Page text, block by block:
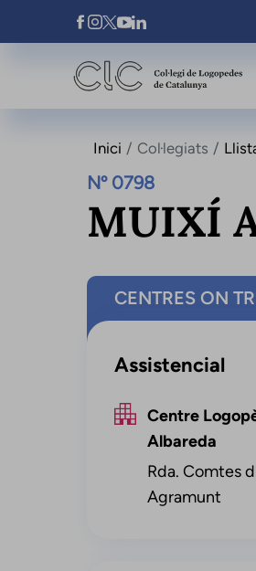
Vés al contingut
Xarxes Socials
Inici Col·legiats
Nº 0798
MUIXÍ
CENTRES ON
Assistencial
Centre
Albareda
Rda. Comtes
Agramunt